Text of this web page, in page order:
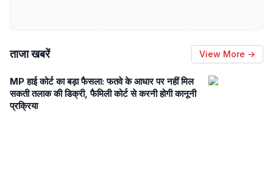
ताजा खबरें View More →
MP हाई कोर्ट का बड़ा फैसला: फतवे के आधार पर नहीं मिल
सकती तलाक की डिक्री, फैमिली कोर्ट से करनी होगी कानूनी
प्रक्रिया